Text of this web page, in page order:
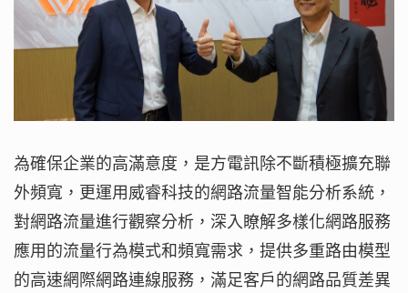
為確保企業的高滿意度，是方電訊除不斷積極擴充聯
外頻寬，更運用威睿科技的網路流量智能分析系統，
對網路流量進行觀察分析，深入瞭解多樣化網路服務
應用的流量行為模式和頻寬需求，提供多重路由模型
的高速網際網路連線服務，滿足客戶的網路品質差異